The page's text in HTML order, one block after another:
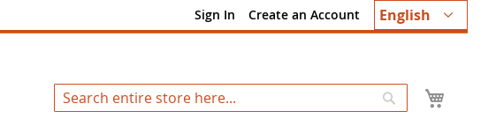
Language
English
Sign In Create an Account
Search